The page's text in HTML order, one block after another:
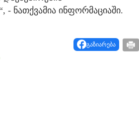
- ნათქვამია ინფორმაციაში.
გაზიარება